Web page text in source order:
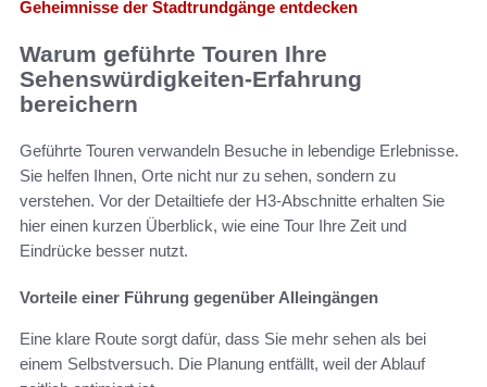
Geheimnisse der Stadtrundgänge entdecken
Warum geführte Touren Ihre
Sehenswürdigkeiten-Erfahrung
bereichern
Geführte Touren verwandeln Besuche in lebendige Erlebnisse.
Sie helfen Ihnen, Orte nicht nur zu sehen, sondern zu
verstehen. Vor der Detailtiefe der H3-Abschnitte erhalten Sie
hier einen kurzen Überblick, wie eine Tour Ihre Zeit und
Eindrücke besser nutzt.
Vorteile einer Führung gegenüber Alleingängen
Eine klare Route sorgt dafür, dass Sie mehr sehen als bei
einem Selbstversuch. Die Planung entfällt, weil der Ablauf